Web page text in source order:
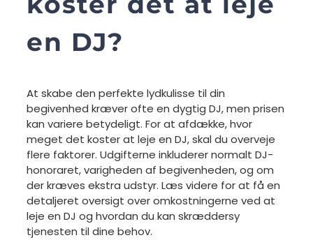
en DJ?
At skabe den perfekte lydkulisse til din
begivenhed kræver ofte en dygtig DJ, men prisen
kan variere betydeligt. For at afdække, hvor
meget det koster at leje en DJ, skal du overveje
flere faktorer. Udgifterne inkluderer normalt DJ-
honoraret, varigheden af begivenheden, og om
der kræves ekstra udstyr. Læs videre for at få en
detaljeret oversigt over omkostningerne ved at
leje en DJ og hvordan du kan skræddersy
tjenesten til dine behov.